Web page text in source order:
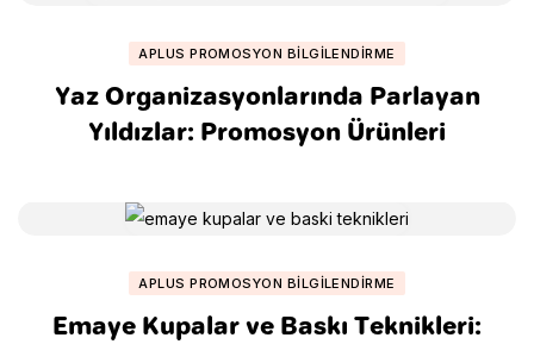
APLUS PROMOSYON BILGILENDIRME
Yaz Organizasyonlarında Parlayan
Yıldızlar: Promosyon Ürünleri
APLUS PROMOSYON BILGILENDIRME
Emaye Kupalar ve Baskı Teknikleri: